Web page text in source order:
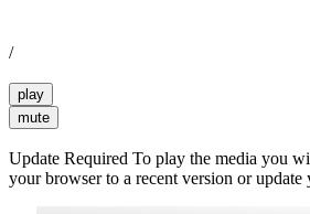
/
play
mute
Update Required To play the media you
your browser to a recent version or update